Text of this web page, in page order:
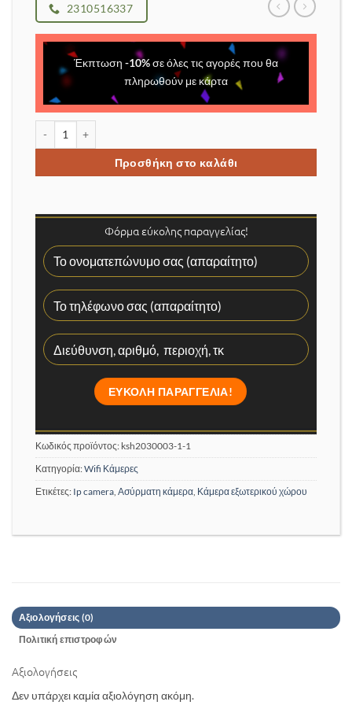
2310516337
Έκπτωση -10%σε όλες τις αγορές που θα
πληρωθούν με κάρτα
Προσθήκη στο καλάθι
Φόρμα εύκολης παραγγελίας!
Κωδικός προϊόντος: ksh2030003-1-1
Κατηγορία:Wifi Κάμερες
Ετικέτες: Ip camera Ασύρματη κάμερα Κάμερα εξωτερικού χώρου
Αξιολογήσεις (0)
Πολιτική επιστροφών
Αξιολογήσεις
Δεν υπάρχει καμία αξιολόγηση ακόμη.